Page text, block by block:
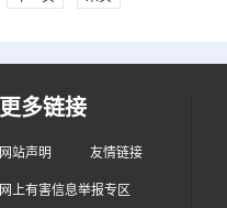
更多链接
网站声明 友情链接
网上有害信息举报专区